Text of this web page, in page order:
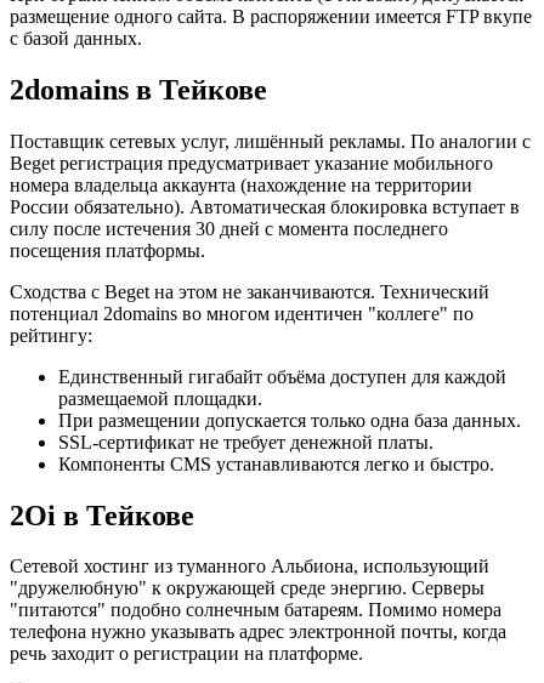
размещение одного сайта. В распоряжении имеется FTP вкупе
с базой данных.
2domains в Тейкове
Поставщик сетевых услуг, лишённый рекламы. По аналогии с
Beget регистрация предусматривает указание мобильного
номера владельца аккаунта (нахождение на территории
России обязательно). Автоматическая блокировка вступает в
силу после истечения 30 дней с момента последнего
посещения платформы.
Сходства с Beget на этом не заканчиваются. Технический
потенциал 2domains во многом идентичен "коллеге" по
рейтингу:
Единственный гигабайт объёма доступен для каждой
размещаемой площадки.
При размещении допускается только одна база данных.
SSL-сертификат не требует денежной платы.
Компоненты CMS устанавливаются легко и быстро.
2Oi в Тейкове
Сетевой хостинг из туманного Альбиона, использующий
"дружелюбную" к окружающей среде энергию. Серверы
"питаются" подобно солнечным батареям. Помимо номера
телефона нужно указывать адрес электронной почты, когда
речь заходит о регистрации на платформе.